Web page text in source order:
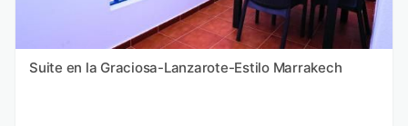
Suite en la Graciosa-Lanzarote-Estilo Marrakech